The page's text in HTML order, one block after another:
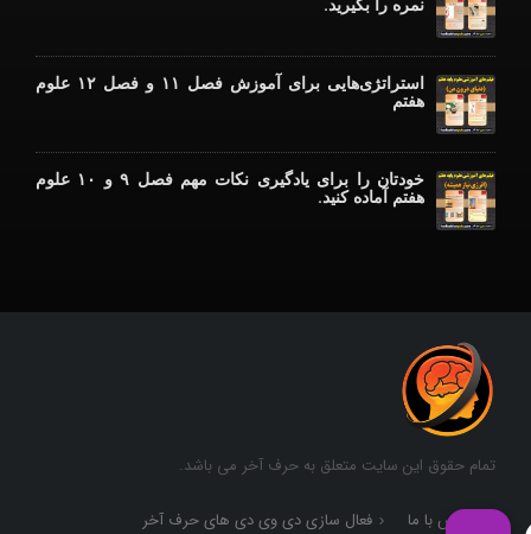
نمره را بگیرید.
استراتژی‌هایی برای آموزش فصل ۱۱ و فصل ۱۲ علوم
هفتم
خودتان را برای یادگیری نکات مهم فصل ۹ و ۱۰ علوم
هفتم آماده کنید.
تمام حقوق این سایت متعلق به حرف آخر می باشد.
تماس با ما فعال سازی دی وی دی های حرف آخر